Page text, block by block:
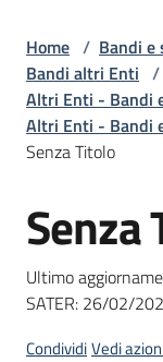
L'Agenzia
Bandi
strumenti
di
acquisto
Home / Bandi
Bandi altri Enti /
Altri Enti - Bandi
Altri Enti - Bandi
Senza Titolo
Salta al contenuto
Senza
Ultimo
SATER: 26/02/
CondividiVedi